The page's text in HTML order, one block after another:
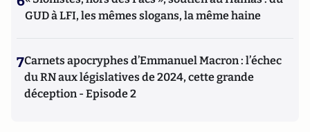
GUD à LFI, les mêmes slogans, la même haine
7Carnets apocryphes d’Emmanuel Macron : l’échec
du RN aux législatives de 2024, cette grande
déception - Episode 2